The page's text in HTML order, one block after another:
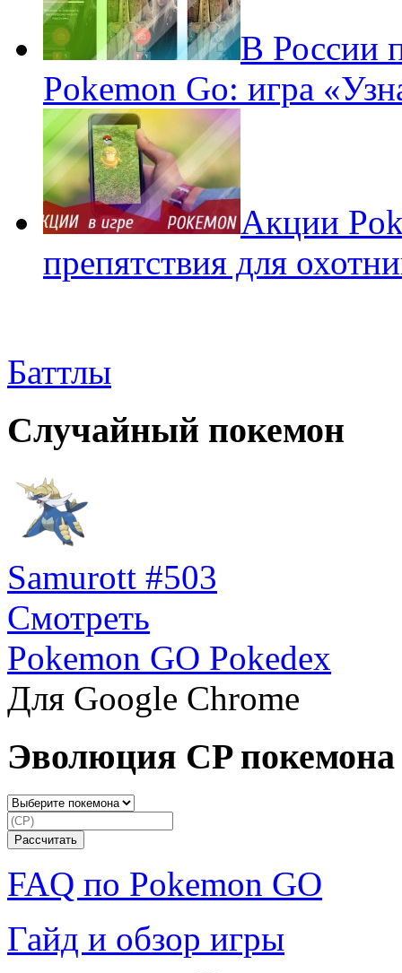
В России
Pokemon Go: игра
Акции
препятствия для
Баттлы
Случайный покемон
Samurott #503
Смотреть
Pokemon GO Pokedex
Для Google Chrome
Эволюция CP покемона
FAQ по Pokemon GO
Гайд и обзор игры